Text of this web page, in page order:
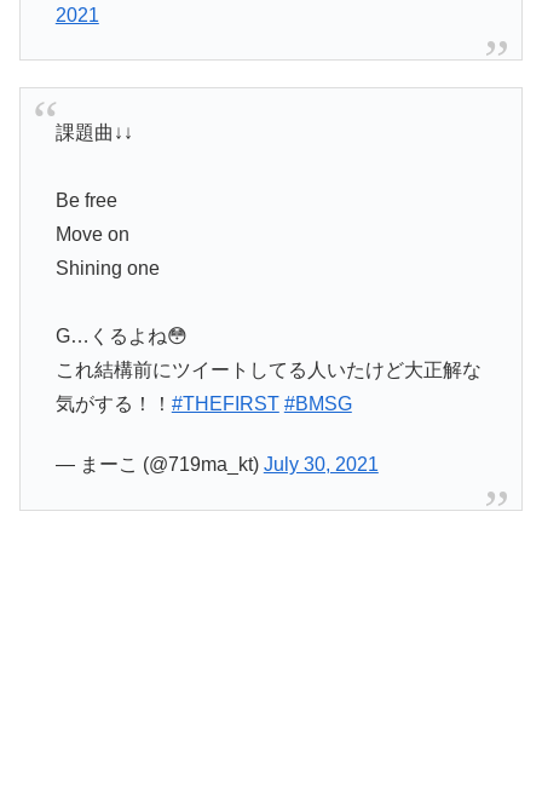
2021
課題曲↓↓
Be free
Move on
Shining one
G…くるよね😳
これ結構前にツイートしてる人いたけど大正解な
気がする！！ #THEFIRST #BMSG
— まーこ (@719ma_kt) July 30, 2021